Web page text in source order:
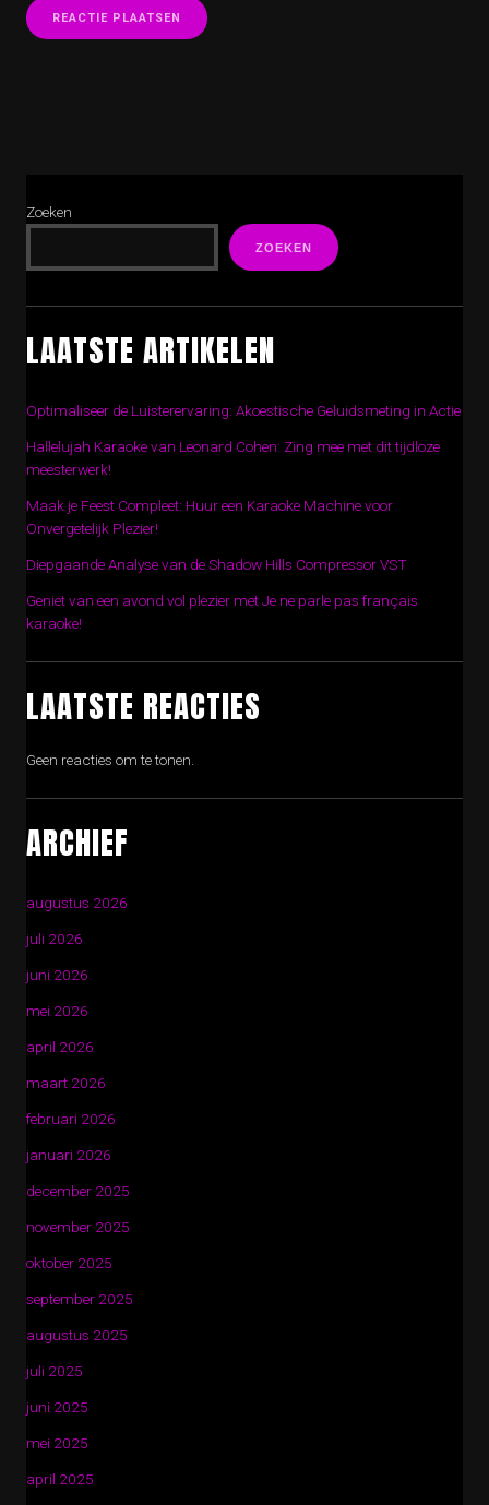
Zoeken
ZOEKEN
LAATSTE ARTIKELEN
Optimaliseer de Luisterervaring: Akoestische Geluidsmeting in Actie
Hallelujah Karaoke van Leonard Cohen: Zing mee met dit tijdloze
meesterwerk!
Maak je Feest Compleet: Huur een Karaoke Machine voor
Onvergetelijk Plezier!
Diepgaande Analyse van de Shadow Hills Compressor VST
Geniet van een avond vol plezier met Je ne parle pas français
karaoke!
LAATSTE REACTIES
Geen reacties om te tonen.
ARCHIEF
augustus 2026
juli 2026
juni 2026
mei 2026
april 2026
maart 2026
februari 2026
januari 2026
december 2025
november 2025
oktober 2025
september 2025
augustus 2025
juli 2025
juni 2025
mei 2025
april 2025